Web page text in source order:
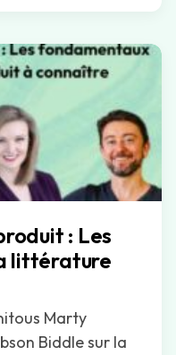
: Les
littérature
Marty
Biddle sur la